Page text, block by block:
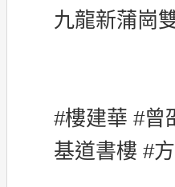
九龍新蒲崗
#樓建華 #曾
基道書樓 #